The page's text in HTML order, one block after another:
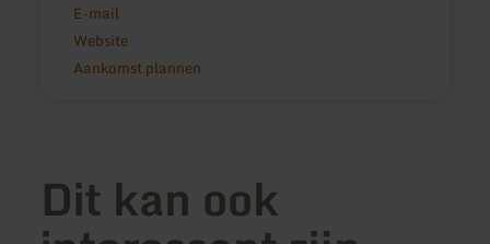
E-mail
Website
Aankomst plannen
Dit kan ook